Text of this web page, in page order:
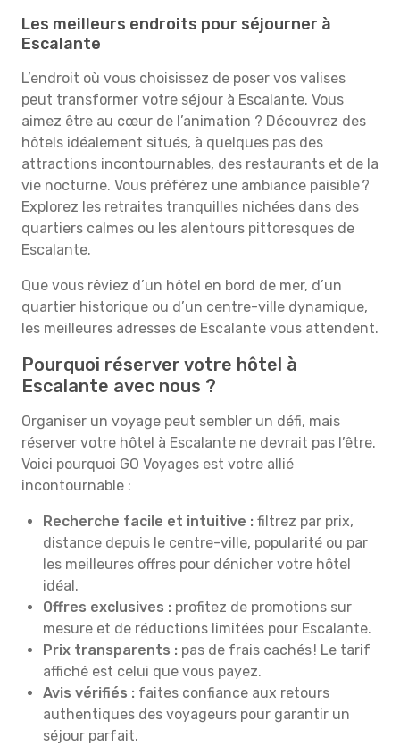
Les meilleurs endroits pour séjourner à
Escalante
L’endroit où vous choisissez de poser vos valises
peut transformer votre séjour à Escalante. Vous
aimez être au cœur de l’animation ? Découvrez des
hôtels idéalement situés, à quelques pas des
attractions incontournables, des restaurants et de la
vie nocturne. Vous préférez une ambiance paisible ?
Explorez les retraites tranquilles nichées dans des
quartiers calmes ou les alentours pittoresques de
Escalante.
Que vous rêviez d’un hôtel en bord de mer, d’un
quartier historique ou d’un centre-ville dynamique,
les meilleures adresses de Escalante vous attendent.
Pourquoi réserver votre hôtel à
Escalante avec nous ?
Organiser un voyage peut sembler un défi, mais
réserver votre hôtel à Escalante ne devrait pas l’être.
Voici pourquoi GO Voyages est votre allié
incontournable :
Recherche facile et intuitive : filtrez par prix,
distance depuis le centre-ville, popularité ou par
les meilleures offres pour dénicher votre hôtel
idéal.
Offres exclusives : profitez de promotions sur
mesure et de réductions limitées pour Escalante.
Prix transparents : pas de frais cachés ! Le tarif
affiché est celui que vous payez.
Avis vérifiés : faites confiance aux retours
authentiques des voyageurs pour garantir un
séjour parfait.